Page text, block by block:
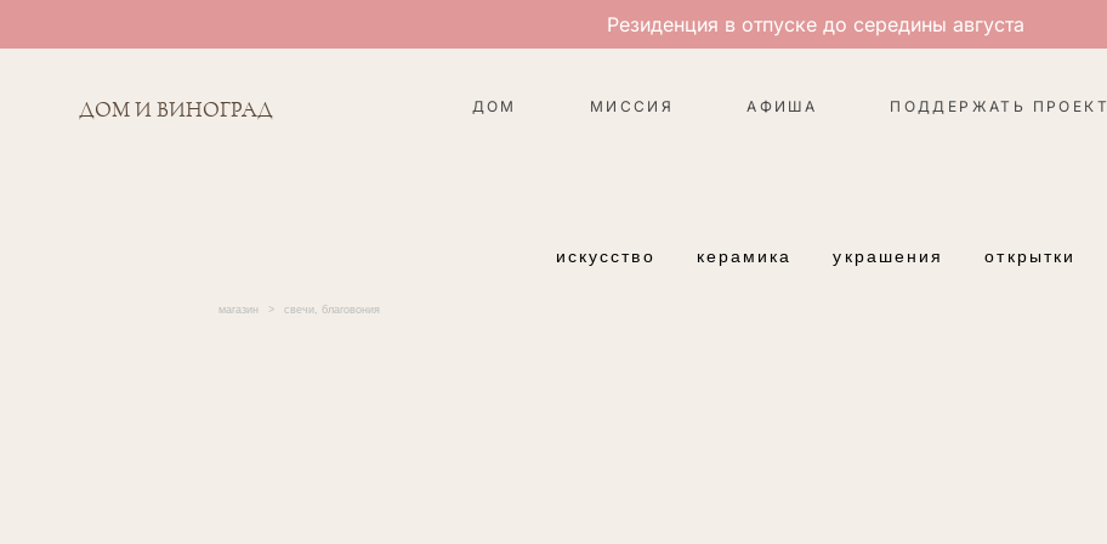
Резиденция в отпуске до середины августа
ДОМ И ВИНОГРАД ДОМ МИССИЯ АФИША ПОДДЕРЖАТЬ ПРОЕКТ
искусство керамика украшения открытки
магазин > свечи, благовония